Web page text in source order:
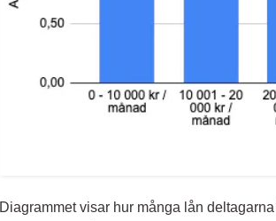
Diagrammet visar hur många lån